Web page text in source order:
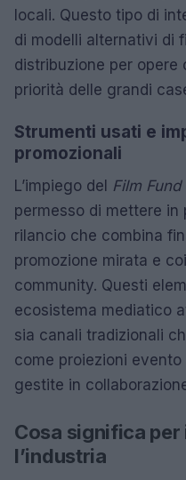
locali. Questo tipo di
di modelli alternativi di
distribuzione per opere
priorità delle grandi
Strumenti usati e
promozionali
L’impiego del Film Fund
permesso di mettere in
rilancio che combina
promozione mirata e
community. Questi
ecosistema mediatico
sia canali tradizionali
come proiezioni
gestite in
Cosa significa per
l’industria